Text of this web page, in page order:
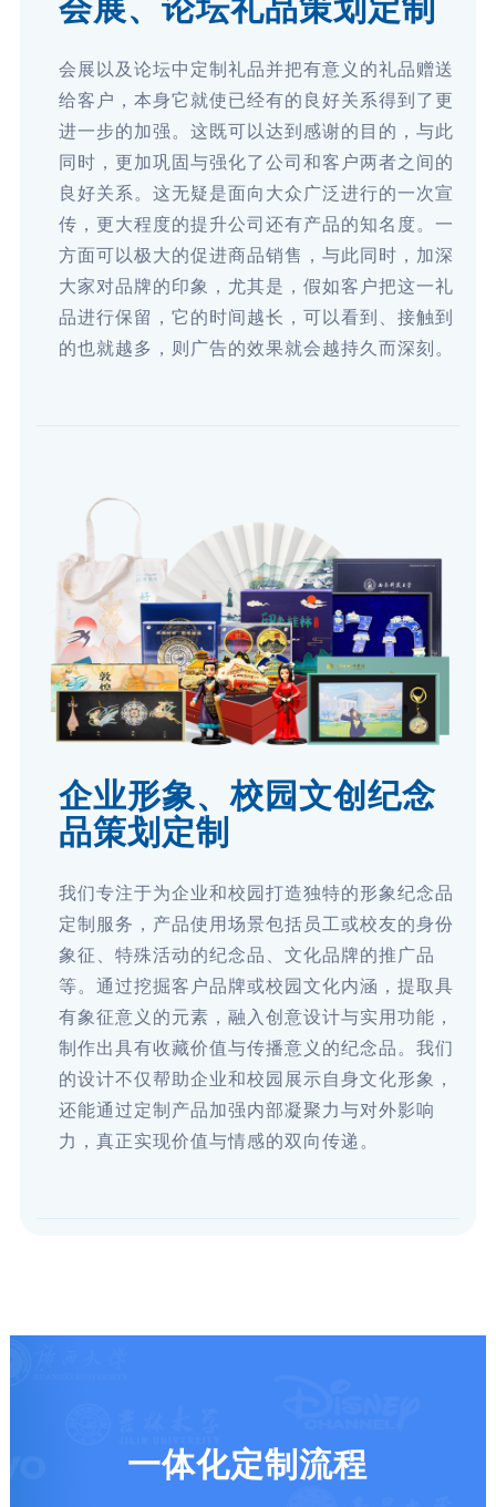
会展、论坛礼品策划定制
会展以及论坛中定制礼品并把有意义的礼品赠送
给客户，本身它就使已经有的良好关系得到了更
进一步的加强。这既可以达到感谢的目的，与此
同时，更加巩固与强化了公司和客户两者之间的
良好关系。这无疑是面向大众广泛进行的一次宣
传，更大程度的提升公司还有产品的知名度。一
方面可以极大的促进商品销售，与此同时，加深
大家对品牌的印象，尤其是，假如客户把这一礼
品进行保留，它的时间越长，可以看到、接触到
的也就越多，则广告的效果就会越持久而深刻。
企业形象、校园文创纪念
品策划定制
我们专注于为企业和校园打造独特的形象纪念品
定制服务，产品使用场景包括员工或校友的身份
象征、特殊活动的纪念品、文化品牌的推广品
等。通过挖掘客户品牌或校园文化内涵，提取具
有象征意义的元素，融入创意设计与实用功能，
制作出具有收藏价值与传播意义的纪念品。我们
的设计不仅帮助企业和校园展示自身文化形象，
还能通过定制产品加强内部凝聚力与对外影响
力，真正实现价值与情感的双向传递。
一体化定制流程